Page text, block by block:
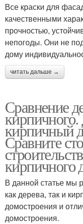
Все краски для
качественными
прочностью,
непогоды. Они не
дому
читать дальше →
Сравнение
кирпичный
Сравните
кирпичного
В данной статье мы
как дерева, так и
домостроения и
домостроения.